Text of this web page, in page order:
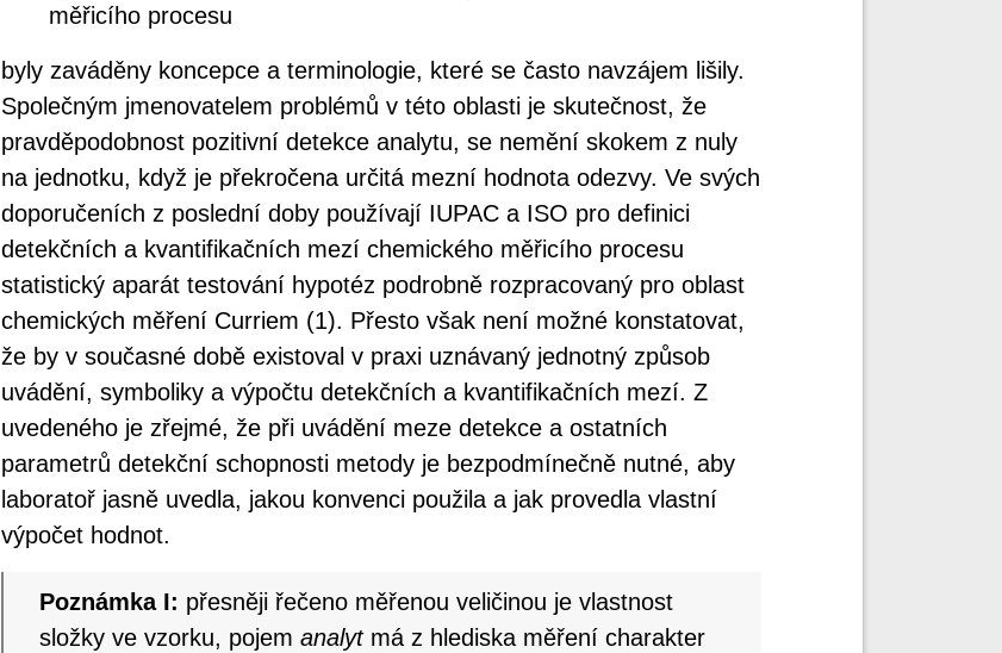
měřicího procesu
byly zaváděny koncepce a terminologie, které se často navzájem lišily.
Společným jmenovatelem problémů v této oblasti je skutečnost, že
pravděpodobnost pozitivní detekce analytu, se nemění skokem z nuly
na jednotku, když je překročena určitá mezní hodnota odezvy. Ve svých
doporučeních z poslední doby používají IUPAC a ISO pro definici
detekčních a kvantifikačních mezí chemického měřicího procesu
statistický aparát testování hypotéz podrobně rozpracovaný pro oblast
chemických měření Curriem (1). Přesto však není možné konstatovat,
že by v současné době existoval v praxi uznávaný jednotný způsob
uvádění, symboliky a výpočtu detekčních a kvantifikačních mezí. Z
uvedeného je zřejmé, že při uvádění meze detekce a ostatních
parametrů detekční schopnosti metody je bezpodmínečně nutné, aby
laboratoř jasně uvedla, jakou konvenci použila a jak provedla vlastní
výpočet hodnot.
Poznámka I: přesněji řečeno měřenou veličinou je vlastnost
složky ve vzorku, pojem analytmá z hlediska měření charakter